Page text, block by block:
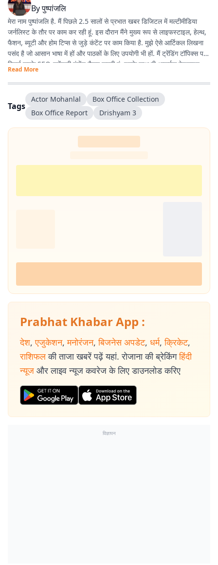
Byपुष्पांजलि
मेरा नाम पुष्पांजलि है. मैं पिछले 2.5 सालों से प्रभात खबर डिजिटल में मल्टीमीडिया
जर्नलिस्ट के तौर पर काम कर रही हूं. इस दौरान मैंने मुख्य रूप से लाइफस्टाइल, हेल्थ,
फैशन, ब्यूटी और होम टिप्स से जुड़े कंटेंट पर काम किया है. मुझे ऐसे आर्टिकल लिखना
पसंद है जो आसान भाषा में हों और पाठकों के लिए उपयोगी भी हों. मैं ट्रेंडिंग टॉपिक्स पर
रिसर्च करके SEO-फ्रेंडली कंटेंट तैयार करती हूं. इसके साथ ही आकर्षक हेडलाइन
लिखना, सही जानकारी जुटाना और डिजिटल ऑडियंस की पसंद के अनुसार कंटेंट तैयार
करना मेरी प्रमुख जिम्मेदारियों का हिस्सा रहा है. मैं हमेशा नई चीजें सीखने और अपने
लेखन को बेहतर बनाने की कोशिश करती हूं. मेरा उद्देश्य ऐसा कंटेंट तैयार करना है जो
लोगों तक सही जानकारी सरल और दिलचस्प तरीके से पहुंचाए.
Read More
Tags
Actor Mohanlal
Box Office Collection
Box Office Report
Drishyam 3
Prabhat Khabar App :
देश, एजुकेशन, मनोरंजन, बिजनेस अपडेट, धर्म, क्रिकेट,
राशिफल की ताजा खबरें पढ़ें यहां. रोजाना की ब्रेकिंग हिंदी
न्यूज और लाइव न्यूज कवरेज के लिए डाउनलोड करिए
विज्ञापन